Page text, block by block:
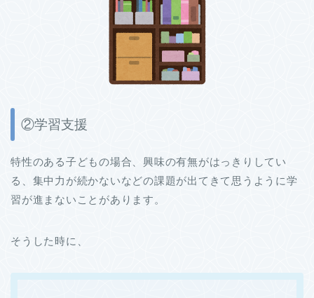
②学習支援
特性のある子どもの場合、興味の有無がはっきりしてい
る、集中力が続かないなどの課題が出てきて思うように学
習が進まないことがあります。
そうした時に、